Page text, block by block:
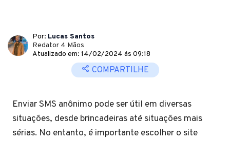
Por: Lucas Santos
Redator 4 Mãos
Atualizado em: 14/02/2024 ás 09:18
COMPARTILHE
Enviar SMS anônimo pode ser útil em diversas
situações, desde brincadeiras até situações mais
sérias. No entanto, é importante escolher o site